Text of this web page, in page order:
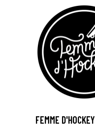
FEMME D'HOCKEY